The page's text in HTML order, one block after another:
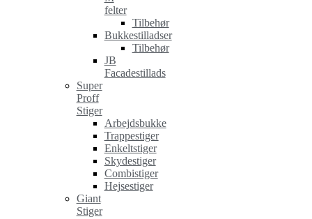
felter
Tilbehør
Bukkestilladser
Tilbehør
JB
Facadestillads
Super
Proff
Stiger
Arbejdsbukke
Trappestiger
Enkeltstiger
Skydestiger
Combistiger
Hejsestiger
Giant
Stiger